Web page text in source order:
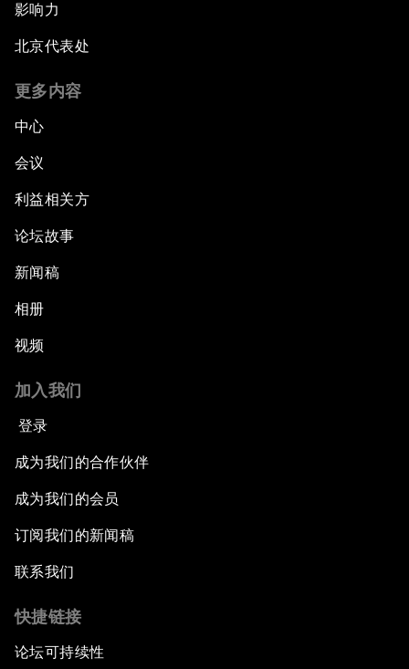
影响力
北京代表处
更多内容
中心
会议
利益相关方
论坛故事
新闻稿
相册
视频
加入我们
登录
成为我们的合作伙伴
成为我们的会员
订阅我们的新闻稿
联系我们
快捷链接
论坛可持续性